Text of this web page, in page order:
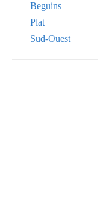
Beguins
Plat
Sud-Ouest